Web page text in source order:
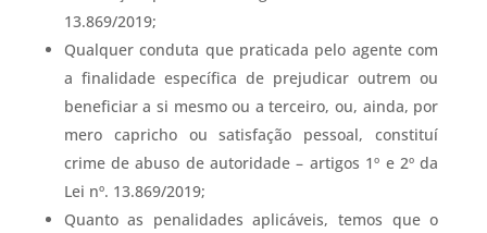
13.869/2019;
Qualquer conduta que praticada pelo agente com
a finalidade específica de prejudicar outrem ou
beneficiar a si mesmo ou a terceiro, ou, ainda, por
mero capricho ou satisfação pessoal, constituí
crime de abuso de autoridade – artigos 1º e 2º da
Lei nº. 13.869/2019;
Quanto as penalidades aplicáveis, temos que o